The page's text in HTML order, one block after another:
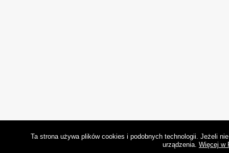
Ta strona używa plików cookies i podobnych technologii. Jeżeli
urządzenia. Więcej w